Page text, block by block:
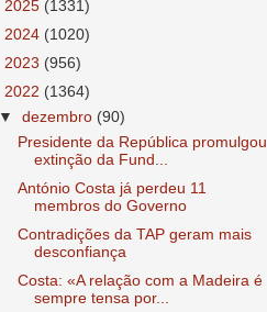
2025 (1331)
2024 (1020)
2023 (956)
2022 (1364)
▼dezembro (90)
Presidente da República promulgou
extinção da Fund...
António Costa já perdeu 11
membros do Governo
Contradições da TAP geram mais
desconfiança
Costa: «A relação com a Madeira é
sempre tensa por...